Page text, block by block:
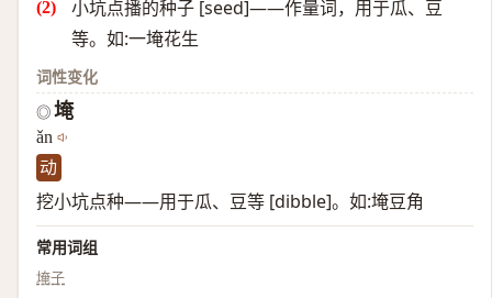
小坑点播的种子 [seed]——作量词，用于瓜、豆
等。如:一埯花生
词性变化
◎ 埯
ǎn
动
挖小坑点种——用于瓜、豆等 [dibble]。如:埯豆角
常用词组
埯子